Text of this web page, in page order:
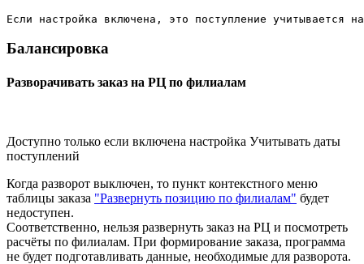
Если настройка включена, это поступление учитывается
Балансировка
Разворачивать заказ на РЦ по филиалам
Доступно только если включена настройка Учитывать даты
поступлений
Когда разворот выключен, то пункт контекстного меню
таблицы заказа "Развернуть позицию по филиалам" будет
недоступен.
Соответственно, нельзя развернуть заказ на РЦ и посмотреть
расчёты по филиалам. При формирование заказа, программа
не будет подготавливать данные, необходимые для разворота.